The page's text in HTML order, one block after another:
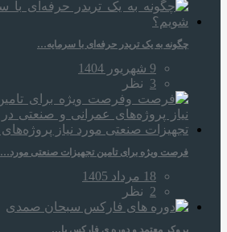
چگونه به یک تریدر حرفه‌ای با سرمایه…
9 شهریور 1404
3 نظر
فرصت ویژه برای تامین تجهیزات صنعتی مورد…
18 مرداد 1405
2 نظر